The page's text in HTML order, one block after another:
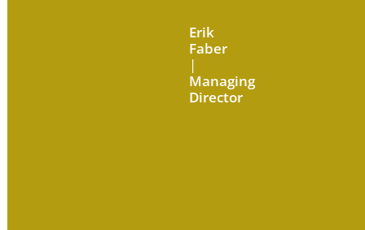
Erik
Faber
|
Managing
Director